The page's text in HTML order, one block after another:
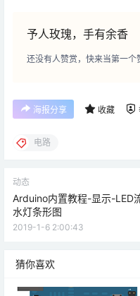
予人玫瑰，手有余香
还没有人赞赏，快来当第一个
海报分享 收藏
电路
动态
Arduino内置教程-显示-LED
水灯条形图
2019-1-6 2:00:43
猜你喜欢